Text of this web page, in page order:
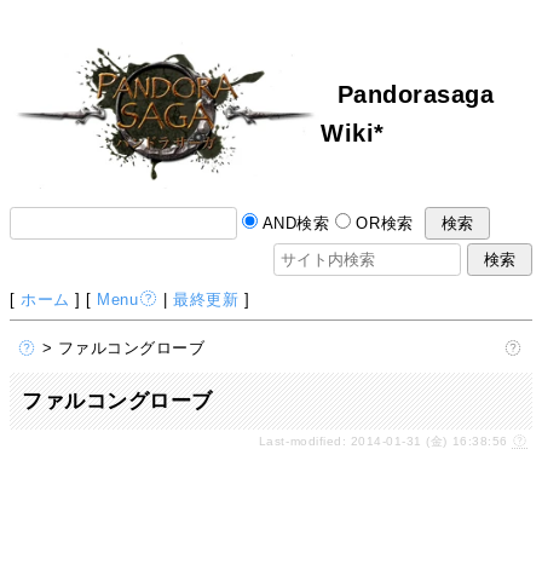
Pandorasaga
Wiki*
AND検索 OR検索
[ ホーム ] [ Menu |最終更新 ]
> ファルコングローブ
ファルコングローブ
Last-modified: 2014-01-31 (金) 16:38:56